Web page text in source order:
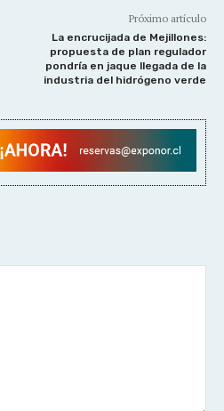
Próximo artículo
La encrucijada de Mejillones:
propuesta de plan regulador
pondría en jaque llegada de la
industria del hidrógeno verde